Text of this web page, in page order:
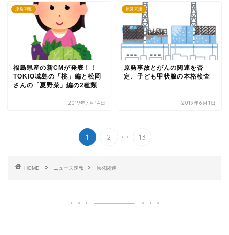
原発関連
福島県産の新CMが発表！！
TOKIO城島の「桃」編と松岡
さんの「夏野菜」編の2種類
2019年7月14日
原発関連
原発事故とがんの関連を否
定、子ども甲状腺の本格検査
2019年6月1日
1 2 ... 13
HOME ニュース速報 原発関連